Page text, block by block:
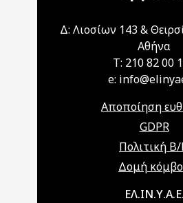
Δ: Λιοσίων 143 &
Αθήνα
T: 210 82 00
e:
Αποποίηση
GDPR
Πολιτική
Δομή
Main navigationΕΛ.ΙΝ.Υ.Α.Ε.